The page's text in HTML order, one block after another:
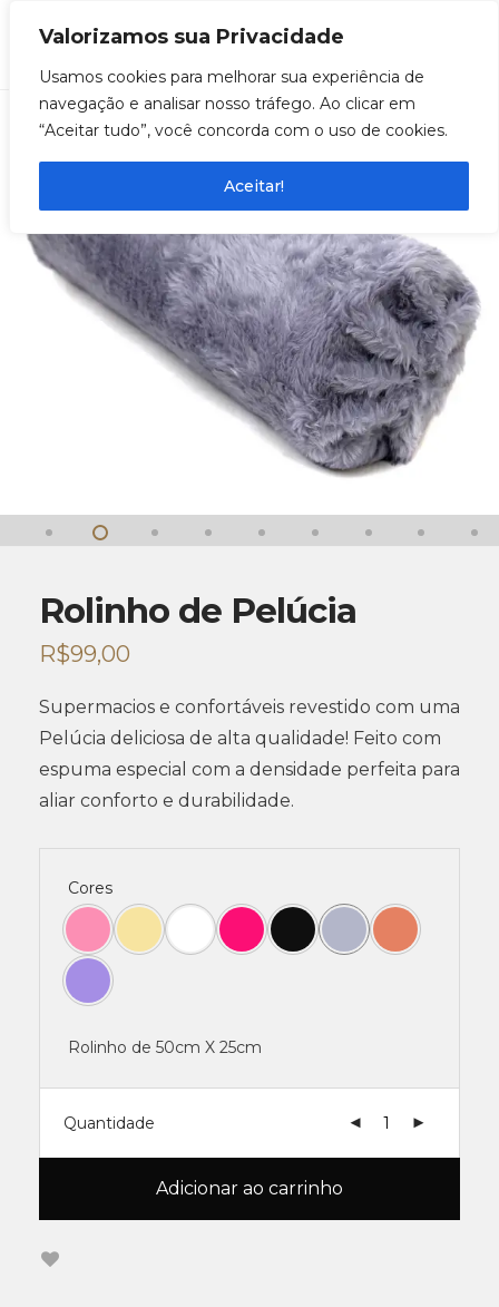
Valorizamos sua Privacidade
Usamos cookies para melhorar sua experiência de
navegação e analisar nosso tráfego. Ao clicar em
“Aceitar tudo”, você concorda com o uso de cookies.
Aceitar!
Rolinho de Pelúcia
R$99,00
Supermacios e confortáveis revestido com uma
Pelúcia deliciosa de alta qualidade! Feito com
espuma especial com a densidade perfeita para
aliar conforto e durabilidade.
Cores
Rolinho de 50cm X 25cm
Quantidade
Adicionar ao carrinho